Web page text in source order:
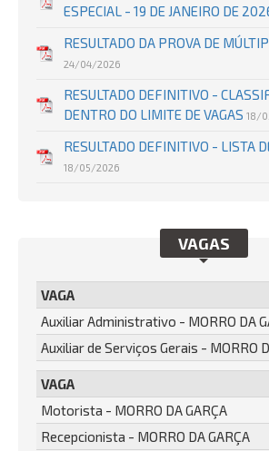
ESPECIAL - 19 DE JANEIRO DE
RESULTADO DA PROVA DE
24/04/2026
RESULTADO DEFINITIVO -
DENTRO DO LIMITE DE VAGAS 18/
RESULTADO DEFINITIVO - LISTA
18/05/2026
VAGAS
VAGA
Auxiliar Administrativo - MORRO DA
Auxiliar de Serviços Gerais - MORRO
VAGA
Motorista - MORRO DA GARÇA
Recepcionista - MORRO DA GARÇA